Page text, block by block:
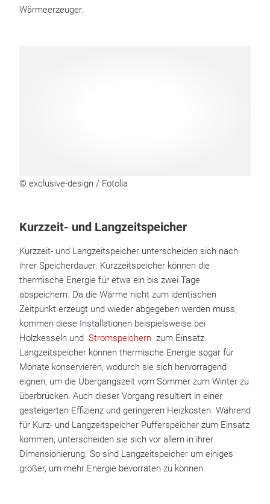
Wärmeerzeuger.
© exclusive-design / Fotolia
Kurzzeit- und Langzeitspeicher
Kurzzeit- und Langzeitspeicher unterscheiden sich nach
ihrer Speicherdauer. Kurzzeitspeicher können die
thermische Energie für etwa ein bis zwei Tage
abspeichern. Da die Wärme nicht zum identischen
Zeitpunkt erzeugt und wieder abgegeben werden muss,
kommen diese Installationen beispielsweise bei
Holzkesseln und Stromspeichern zum Einsatz.
Langzeitspeicher können thermische Energie sogar für
Monate konservieren, wodurch sie sich hervorragend
eignen, um die Übergangszeit vom Sommer zum Winter zu
überbrücken. Auch dieser Vorgang resultiert in einer
gesteigerten Effizienz und geringeren Heizkosten. Während
für Kurz- und Langzeitspeicher Pufferspeicher zum Einsatz
kommen, unterscheiden sie sich vor allem in ihrer
Dimensionierung. So sind Langzeitspeicher um einiges
größer, um mehr Energie bevorraten zu können.